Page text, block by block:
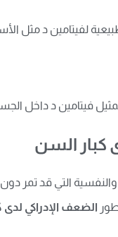
لفيتامين د مثل
فيتامين د داخل
كبار السن
التي قد تمر دون
الضعف الإدراكي